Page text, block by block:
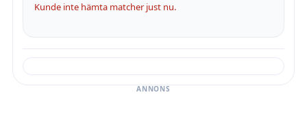
Kunde inte hämta matcher just nu.
ANNONS